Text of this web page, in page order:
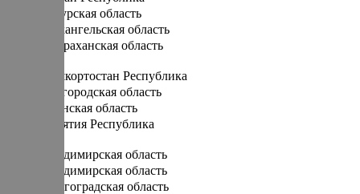
Амурская область
Архангельская область
Астраханская область
Башкортостан Республика
Белгородская область
Брянская область
Бурятия Республика
Владимирская область
Владимирская область
Волгоградская область